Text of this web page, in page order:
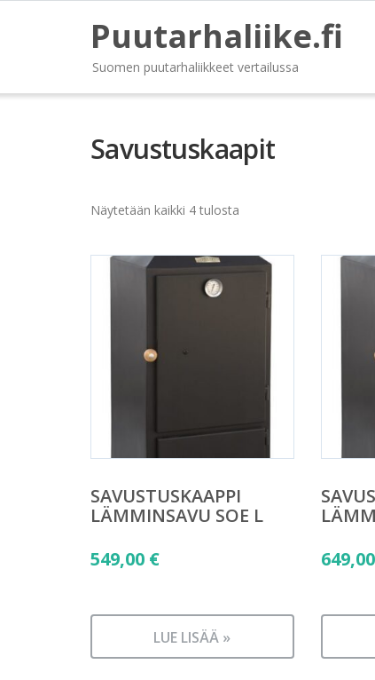
Puutarhaliike.fi
Suomen puutarhaliikkeet vertailussa
Savustuskaapit
Näytetään kaikki 4 tulosta
SAVUSTUSKAAPPI
LÄMMINSAVU SOE L
549,00 €
LUE LISÄÄ »
649,00